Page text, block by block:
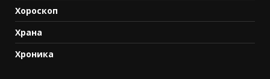
Хороскоп
Храна
Хроника